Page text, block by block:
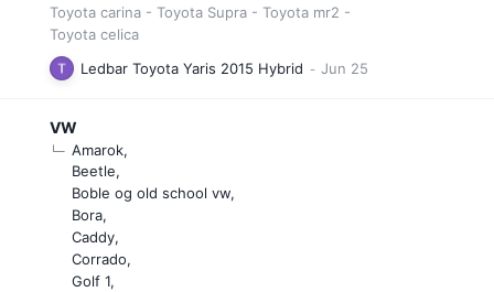
Toyota carina - Toyota Supra - Toyota mr2 -
Toyota celica
Ledbar Toyota Yaris 2015 Hybrid
VW
Amarok
Beetle
Boble og old school vw
Bora
Caddy
Corrado
Golf 1